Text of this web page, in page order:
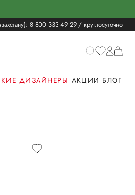
8 800 333 49 29 / круглосуточно
ДИЗАЙНЕРЫ АКЦИИ БЛОГ